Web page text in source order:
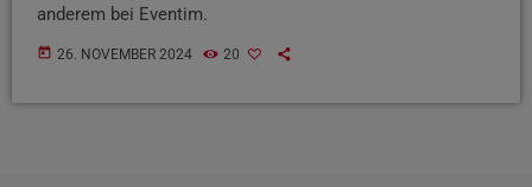
anderem bei Eventim.
today 26. NOVEMBER 2024 20